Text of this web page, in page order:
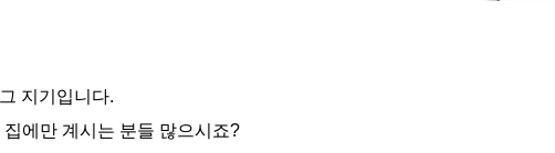
지기입니다.
에만 계시는 분들 많으시죠?